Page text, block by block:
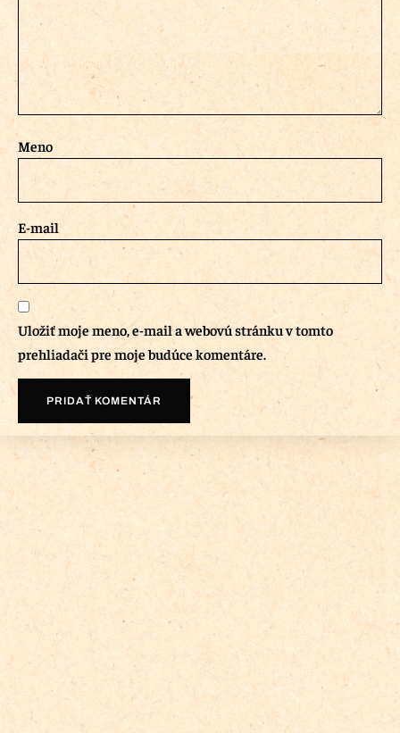
Meno
E-mail
Uložiť moje meno, e-mail a webovú stránku v tomto
prehliadači pre moje budúce komentáre.